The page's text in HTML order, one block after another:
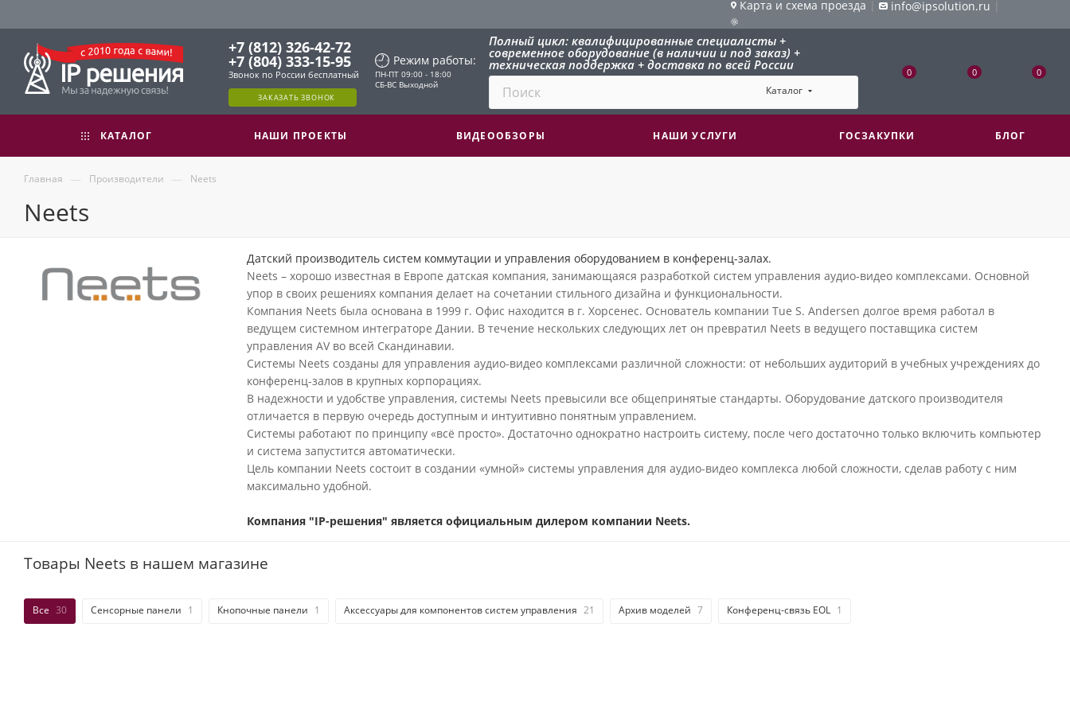
Карта и схема проезда | info@ipsolution.ru |
+7 (812) 326-42-72
+7 (804) 333-15-95
Звонок по России бесплатный
ЗАКАЗАТЬ ЗВОНОК
Режим работы:
ПН-ПТ 09:00 - 18:00
СБ-ВС Выходной
Полный цикл: квалифицированные специалисты +
современное оборудование (в наличии и под заказ) +
техническая поддержка + доставка по всей России
Каталог
0 0 0
КАТАЛОГ НАШИ ПРОЕКТЫ ВИДЕООБЗОРЫ НАШИ УСЛУГИ ГОСЗАКУПКИ БЛОГ
Главная — Производители — Neets
Neets
Датский производитель систем коммутации и управления оборудованием в конференц-залах.
Neets – хорошо известная в Европе датская компания, занимающаяся разработкой систем управления аудио-видео комплексами. Основной
упор в своих решениях компания делает на сочетании стильного дизайна и функциональности.
Компания Neets была основана в 1999 г. Офис находится в г. Хорсенес. Основатель компании Tue S. Andersen долгое время работал в
ведущем системном интеграторе Дании. В течение нескольких следующих лет он превратил Neets в ведущего поставщика систем
управления AV во всей Скандинавии.
Системы Neets созданы для управления аудио-видео комплексами различной сложности: от небольших аудиторий в учебных учреждениях до
конференц-залов в крупных корпорациях.
В надежности и удобстве управления, системы Neets превысили все общепринятые стандарты. Оборудование датского производителя
отличается в первую очередь доступным и интуитивно понятным управлением.
Системы работают по принципу «всё просто». Достаточно однократно настроить систему, после чего достаточно только включить компьютер
и система запустится автоматически.
Цель компании Neets состоит в создании «умной» системы управления для аудио-видео комплекса любой сложности, сделав работу с ним
максимально удобной.
Компания "IP-решения" является официальным дилером компании Neets.
Товары Neets в нашем магазине
Все 30 Сенсорные панели 1 Кнопочные панели 1 Аксессуары для компонентов систем управления 21 Архив моделей 7 Конференц-связь EOL 1